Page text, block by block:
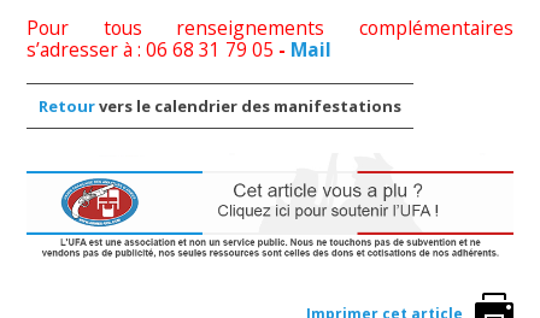
Pour tous renseignements complémentaires
s’adresser à : 06 68 31 79 05 - Mail
Retourvers le calendrier des manifestations
Imprimer cet article